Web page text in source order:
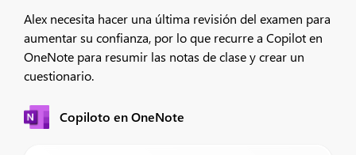
Alex necesita hacer una última revisión del examen para
aumentar su confianza, por lo que recurre a Copilot en
OneNote para resumir las notas de clase y crear un
cuestionario.
Copiloto en OneNote